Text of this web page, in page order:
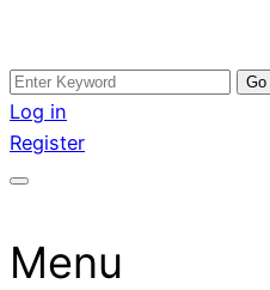
Skip
to
content
อสังหาโพสต์ รีวิวเยอะ รับจ้าง
หา แตกต่างอย่างตั้งใจ รับรอง
กับทีมงานบริษัท บ้าน ที่ดิน คอ
รับจ้างโพสอสังหา ขายบ้าน อสั
โพสต์ ที่ดิน กับทีมงานบริษัท ถู
ขายได้จริงๆ ช่วยสร้างโอกาส
Search
for:
Log in
Register
Menu